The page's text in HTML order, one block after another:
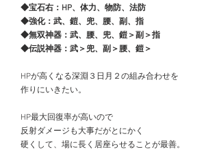
◆宝石右：HP、体力、物防、法防
◆強化：武、鎧、兜、腰、副、指
◆無双神器：武、腰、兜、鎧＞副＞指
◆伝説神器：武＞兜、副＞腰、鎧＞
HPが高くなる深淵３日月２の組み合わせを
作りにいきたい。
HP最大回復率が高いので
反射ダメージも大事だがとにかく
硬くして、場に長く居座らせることが最善。